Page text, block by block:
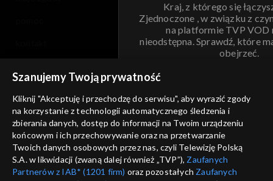
Kraj, z którego się
Zjednoczone , w związku z
na platformie TVP VOD
nieodstępna. Sprawdź, które
obejrzeć.
ANULUJ
informacje o dostawcy usług
Szanujemy Twoją prywatność
Kliknij "Akceptuję i przechodzę do serwisu", aby wyrazić zgody
na korzystanie z technologii automatycznego śledzenia i
zbierania danych, dostęp do informacji na Twoim urządzeniu
końcowym i ich przechowywanie oraz na przetwarzanie
Twoich danych osobowych przez nas, czyli Telewizję Polską
S.A. w likwidacji (zwaną dalej również „TVP”), Zaufanych
Partnerów z IAB* (1201 firm) oraz pozostałych Zaufanych